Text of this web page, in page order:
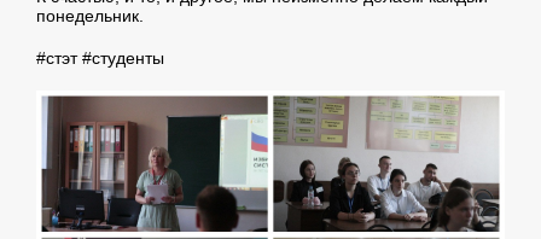
понедельник.
#стэт #студенты